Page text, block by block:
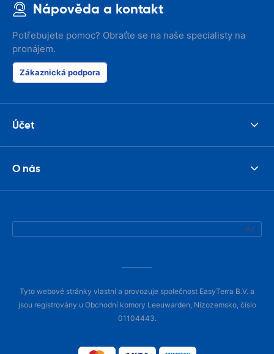
Nápověda a kontakt
Potřebujete pomoc? Obraťte se na naše specialisty na
pronájem.
Zákaznická podpora
Účet
O nás
Tyto webové stránky vlastní a provozuje společnost EasyTerra B.V. a
jsou registrovány u Obchodní komory Leeuwarden, Nizozemsko, číslo
01104443.